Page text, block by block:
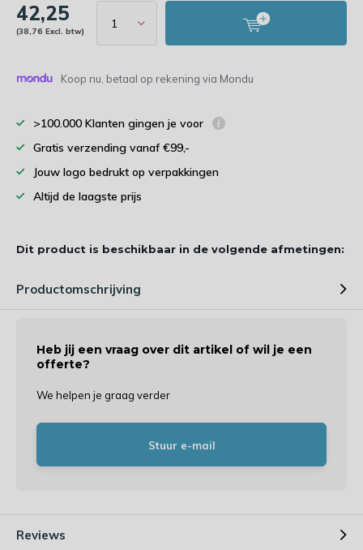
42,25
(38,76 Excl. btw)
Koop nu, betaal op rekening via Mondu
>100.000 Klanten gingen je voor
Gratis verzending vanaf €99,-
Jouw logo bedrukt op verpakkingen
Altijd de laagste prijs
Dit product is beschikbaar in de volgende afmetingen:
Productomschrijving
Heb jij een vraag over dit artikel of wil je een
offerte?
We helpen je graag verder
Stuur e-mail
Reviews